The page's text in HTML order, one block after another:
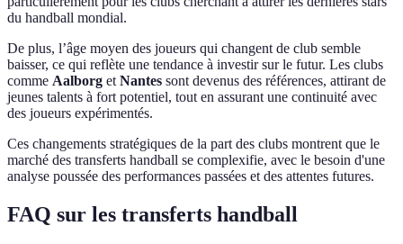
du handball mondial.
De plus, l’âge moyen des joueurs qui changent de club semble
baisser, ce qui reflète une tendance à investir sur le futur. Les clubs
comme Aalborg et Nantes sont devenus des références, attirant de
jeunes talents à fort potentiel, tout en assurant une continuité avec
des joueurs expérimentés.
Ces changements stratégiques de la part des clubs montrent que le
marché des transferts handball se complexifie, avec le besoin d'une
analyse poussée des performances passées et des attentes futures.
FAQ sur les transferts handball